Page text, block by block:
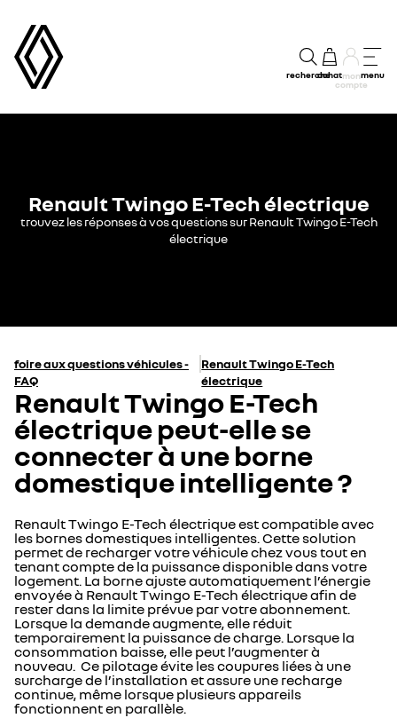
rechercheachatmon
compte
menu
Renault Twingo E-Tech électrique
trouvez les réponses à vos questions sur Renault Twingo E-Tech
électrique
foire aux questions véhicules -
FAQ
Renault Twingo E-Tech
électrique
Renault Twingo E-Tech
électrique peut-elle se
connecter à une borne
domestique intelligente ?
Renault Twingo E-Tech électrique est compatible avec
les bornes domestiques intelligentes. Cette solution
permet de recharger votre véhicule chez vous tout en
tenant compte de la puissance disponible dans votre
logement. La borne ajuste automatiquement l’énergie
envoyée à Renault Twingo E-Tech électrique afin de
rester dans la limite prévue par votre abonnement.
Lorsque la demande augmente, elle réduit
temporairement la puissance de charge. Lorsque la
consommation baisse, elle peut l’augmenter à
nouveau. Ce pilotage évite les coupures liées à une
surcharge de l’installation et assure une recharge
continue, même lorsque plusieurs appareils
fonctionnent en parallèle.